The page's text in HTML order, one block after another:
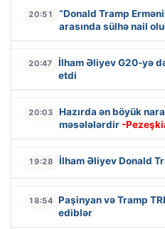
20:51
“Donald Tramp
arasında sülhə nail
20:47
İlham Əliyev G20-yə
etdi
20:03
Hazırda ən böyük
məsələlərdir -
19:28 İlham Əliyev Donald
18:54 Paşinyan və Tramp
ediblər